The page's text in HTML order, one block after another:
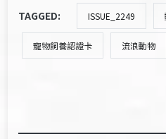
TAGGED: ISSUE_2249
寵物飼養認證卡 流浪動物